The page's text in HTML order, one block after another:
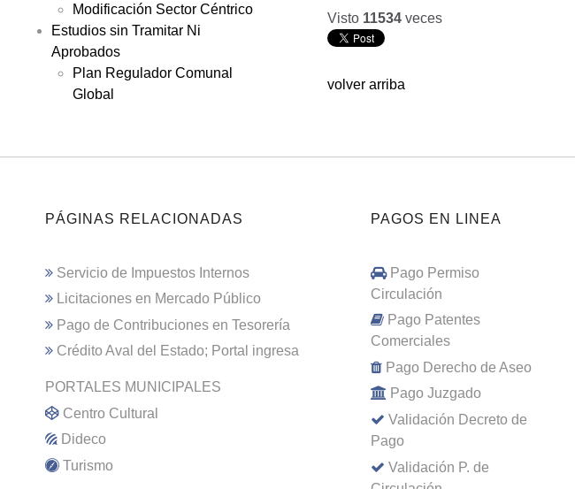
Modificación Sector Céntrico
Estudios sin Tramitar Ni
Aprobados
Plan Regulador Comunal
Global
Visto 11534 veces
volver arriba
PÁGINAS RELACIONADAS
Servicio de Impuestos Internos
Licitaciones en Mercado Público
Pago de Contribuciones en Tesorería
Crédito Aval del Estado; Portal ingresa
PORTALES MUNICIPALES
Centro Cultural
Dideco
Turismo
PAGOS EN LINEA
Pago Permiso
Circulación
Pago Patentes
Comerciales
Pago Derecho de Aseo
Pago Juzgado
Validación Decreto de
Pago
Validación P. de